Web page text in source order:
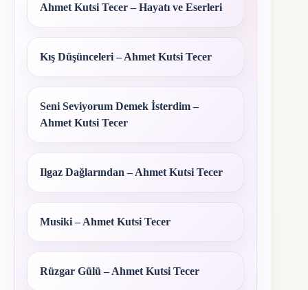
Ahmet Kutsi Tecer – Hayatı ve Eserleri
Kış Düşünceleri – Ahmet Kutsi Tecer
Seni Seviyorum Demek İsterdim –
Ahmet Kutsi Tecer
Ilgaz Dağlarından – Ahmet Kutsi Tecer
Musiki – Ahmet Kutsi Tecer
Rüzgar Gülü – Ahmet Kutsi Tecer